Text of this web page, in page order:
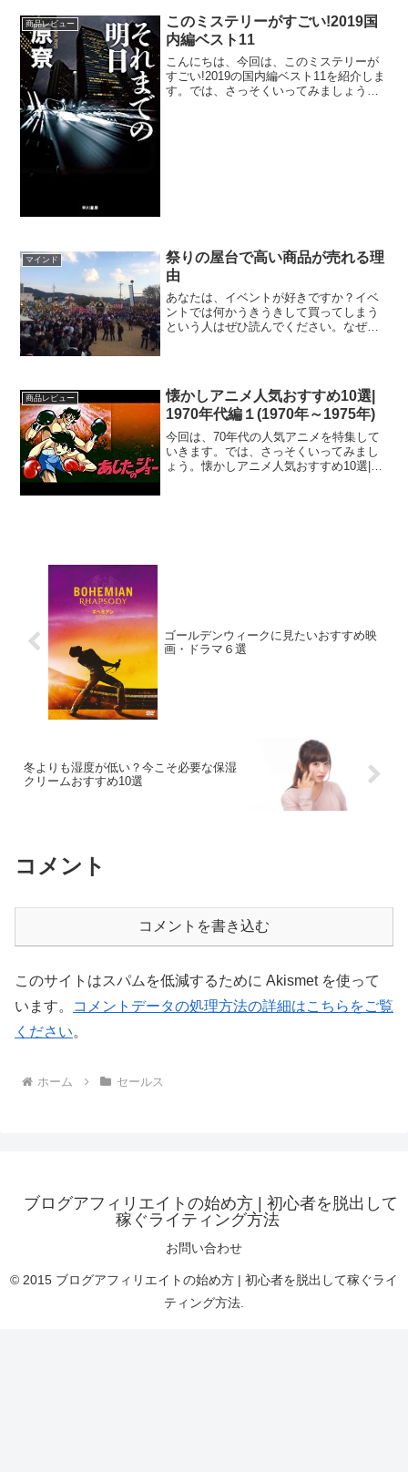
商品レビュー
このミステリーがすごい!2019国
内編ベスト11
こんにちは、今回は、このミステリーが
すごい!2019の国内編ベスト11を紹介しま
す。では、さっそくいってみましょう。
マインド
祭りの屋台で高い商品が売れる理
由
あなたは、イベントが好きですか？イベ
ントでは何かうきうきして買ってしまう
という人はぜひ読んでください。なぜ人
神社まで担いで練り歩く...
商品レビュー
懐かしアニメ人気おすすめ10選|
1970年代編１(1970年～1975年)
今回は、70年代の人気アニメを特集して
いきます。では、さっそくいってみまし
ょう。懐かしアニメ人気おすすめ10選|
ゴールデンウィークに見たいおすすめ映
画・ドラマ６選
冬よりも湿度が低い？今こそ必要な保湿
クリームおすすめ10選
コメント
コメントを書き込む
このサイトはスパムを低減するために Akismet を使って
います。
コメントデータの処理方法の詳細はこちらをご覧
ください。
ホーム セールス
ブログアフィリエイトの始め方 | 初心者を脱出して
稼ぐライティング方法
お問い合わせ
© 2015 ブログアフィリエイトの始め方 | 初心者を脱出して稼ぐライ
ティング方法.